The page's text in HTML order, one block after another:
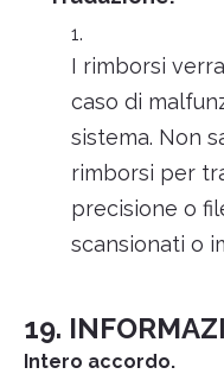
I rimborsi
caso di
sistema. Non
rimborsi per
precisione o
scansionati o
19.
Intero accordo.